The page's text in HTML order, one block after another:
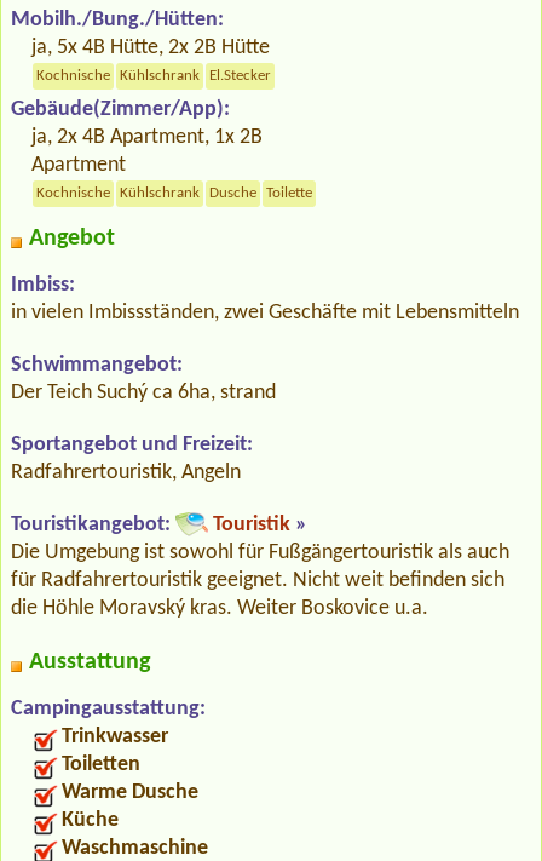
Mobilh./Bung./Hütten:
ja, 5x 4B Hütte, 2x 2B Hütte
Kochnische Kühlschrank El.Stecker
Gebäude(Zimmer/App):
ja, 2x 4B Apartment, 1x 2B
Apartment
Kochnische Kühlschrank Dusche Toilette
Angebot
Imbiss:
in vielen Imbissständen, zwei Geschäfte mit Lebensmitteln
Schwimmangebot:
Der Teich Suchý ca 6ha, strand
Sportangebot und Freizeit:
Radfahrertouristik, Angeln
Touristikangebot: Touristik »
Die Umgebung ist sowohl für Fußgängertouristik als auch
für Radfahrertouristik geeignet. Nicht weit befinden sich
die Höhle Moravský kras. Weiter Boskovice u.a.
Ausstattung
Campingausstattung:
Trinkwasser
Toiletten
Warme Dusche
Küche
Waschmaschine